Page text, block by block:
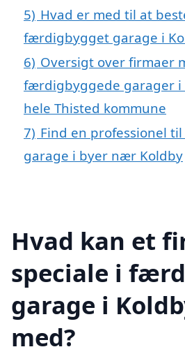
5) Hvad er med til at
færdigbygget garage i
6) Oversigt over firmaer
færdigbyggede garager i
hele Thisted kommune
7) Find en professionel
garage i byer nær Koldby
Hvad kan et
speciale i
garage i
med?